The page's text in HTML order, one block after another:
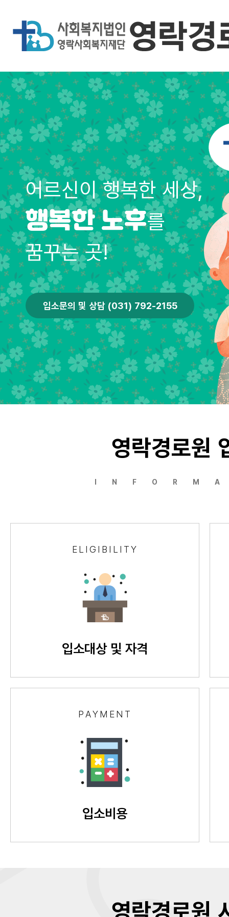
어르신이 행복한 세상,
행복한 노후를
꿈꾸는 곳!
입소문의 및 상담 (031) 792-2155
영락경로원
ELIGIBILITY
입소대상 및 자격
PAYMENT
입소비용